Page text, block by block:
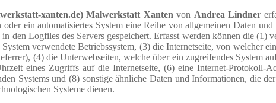
xanten.de) Malwerkstatt Xanten von Andrea Lindner
oder ein automatisiertes System eine Reihe von allgemeinen Daten
den Logfiles des Servers gespeichert. Erfasst werden können die (1)
verwendete Betriebssystem, (3) die Internetseite, von welcher
(4) die Unterwebseiten, welche über ein zugreifendes System
eines Zugriffs auf die Internetseite, (6) eine Internet-Protokoll-
Systems und (8) sonstige ähnliche Daten und Informationen, die
Systeme dienen.